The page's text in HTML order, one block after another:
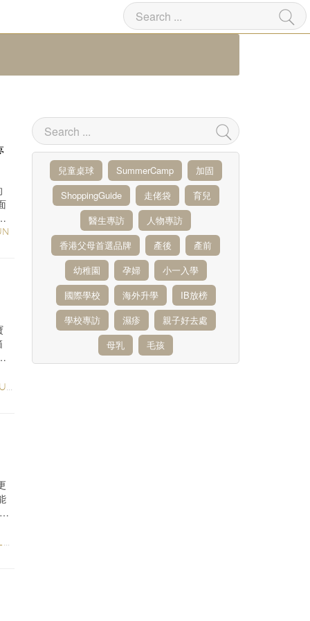
兒童桌球 SummerCamp
加固
ShoppingGuide
走佬袋
育兒
醫生專訪
人物專訪
香港父母首選品牌
產後
產前
幼稚園
孕婦
小一入學
國際學校
海外升學
IB放榜
學校專訪
濕疹
親子好去處
母乳
毛孩